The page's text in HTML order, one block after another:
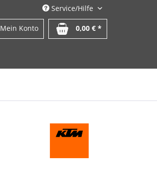
Service/Hilfe
Mein Konto 0,00 € *